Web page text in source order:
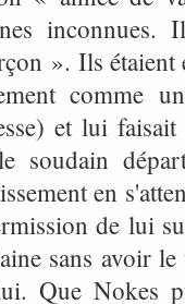
inconnues.
». Ils étaient
comme
et lui
soudain
en
de lui
sans avoir
Que Nokes